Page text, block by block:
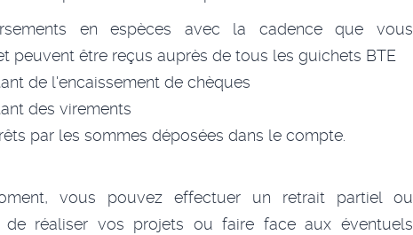
en espèces avec la cadence que vous
peuvent être reçus auprès de tous les guichets BTE
de l'encaissement de chèques
des virements
par les sommes déposées dans le compte.
vous pouvez effectuer un retrait partiel ou
réaliser vos projets ou faire face aux éventuels